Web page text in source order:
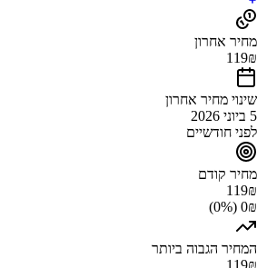
מחיר אחרון
119₪
שינוי מחיר אחרון
5 ביוני 2026
לפני חודשיים
מחיר קודם
119₪
0₪ (0%)
המחיר הגבוה ביותר
119₪